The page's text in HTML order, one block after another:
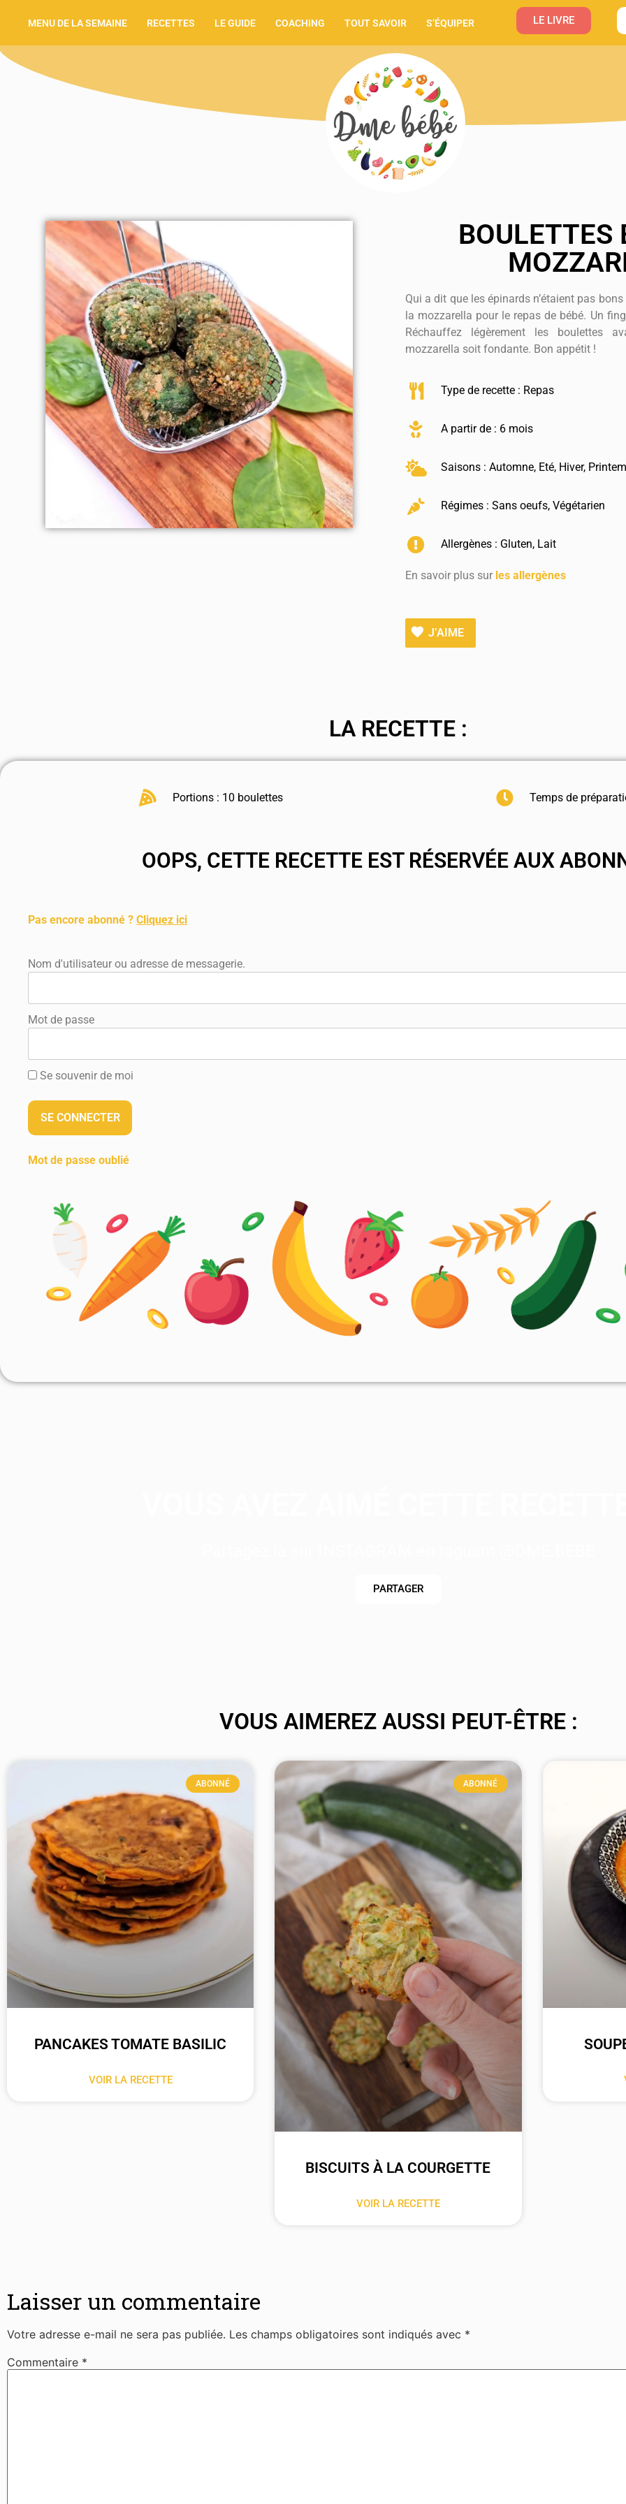
MENU DE LA SEMAINE RECETTES LE GUIDE COACHING TOUT SAVOIR S’ÉQUIPER LE LIVRE
BOULETTES
Qui a dit que les épinards n’étaient pas
la mozzarella pour le repas de bébé. Un
Réchauffez légèrement les boulettes
mozzarella soit fondante. Bon appétit !
Type de recette : Repas
A partir de : 6 mois
Saisons :Automne, Eté, Hiver,
Régimes :Sans oeufs,Végétarien
Allergènes : Gluten, Lait
En savoir plus sur les allergènes
J’AIME
LA RECETTE :
Portions : 10 boulettes Temps de
OOPS, CETTE RECETTE EST RÉSERVÉE AUX
Pas encore abonné ? Cliquez ici
Nom d'utilisateur ou adresse de messagerie.
Mot de passe
Se souvenir de moi
Mot de passe oublié
PARTAGER
VOUS AIMEREZ AUSSI PEUT-ÊTRE :
ABONNÉ
PANCAKES TOMATE BASILIC
VOIR LA RECETTE
ABONNÉ
BISCUITS À LA COURGETTE
VOIR LA RECETTE
Laisser un commentaire
Votre adresse e-mail ne sera pas publiée. Les champs obligatoires sont indiqués avec *
Commentaire *